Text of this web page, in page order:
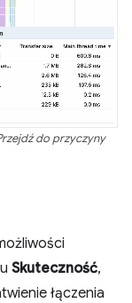
do przyczyny
Skuteczność,
łączenia